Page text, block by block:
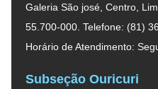
Galeria São josé, Centro,
55.700-000. Telefone: (81)
Horário de Atendimento:
Subseção Ouricuri